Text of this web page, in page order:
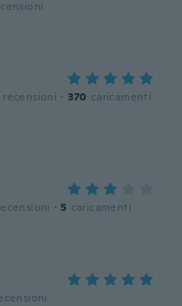
recensioni · 370 caricamenti
· 5 caricamenti